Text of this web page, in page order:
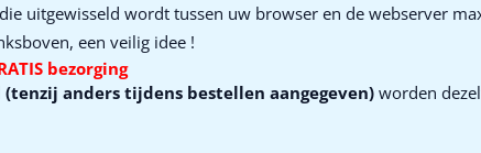
uitgewisseld wordt tussen uw browser en de webserver
een veilig idee !
bezorging
anders tijdens bestellen aangegeven)worden